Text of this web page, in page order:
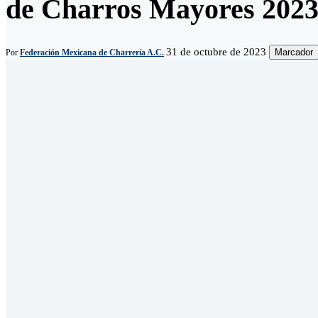
de Charros Mayores 2023
Por Federación Mexicana de Charrería A.C. 31 de octubre de 2023 Marcador